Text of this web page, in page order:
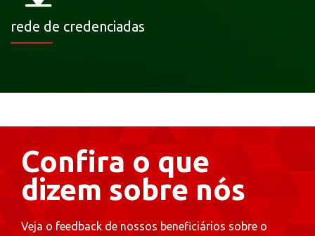
rede de credenciadas
Confira o que
dizem sobre nós
Veja o feedback de nossos beneficiários sobre o